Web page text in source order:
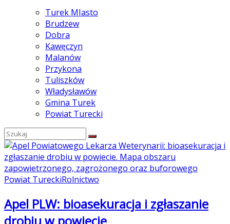
Turek MIasto
Brudzew
Dobra
Kawęczyn
Malanów
Przykona
Tuliszków
Władysławów
Gmina Turek
Powiat Turecki
Powiat TureckiRolnictwo
Apel PLW: bioasekuracja i zgłaszanie
drobiu w powiecie